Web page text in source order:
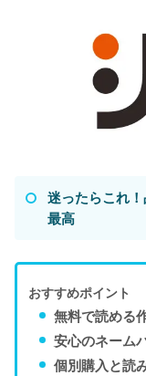
迷ったらこれ
最高
おすすめポイント
無料で読める
安心のネーム
個別購入と読